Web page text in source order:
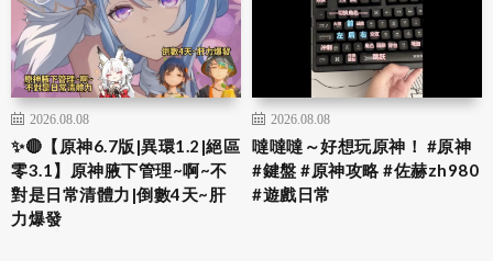
2026.08.08
✨🔴【原神6.7版|異環1.2|絕區
零3.1】原神腋下管理~啊~不
對是日常清體力|倒數4天~肝
力爆發
2026.08.08
噠噠噠～好想玩原神！ #原神
#鍵盤 #原神攻略 #佐赫zh980
#遊戲日常